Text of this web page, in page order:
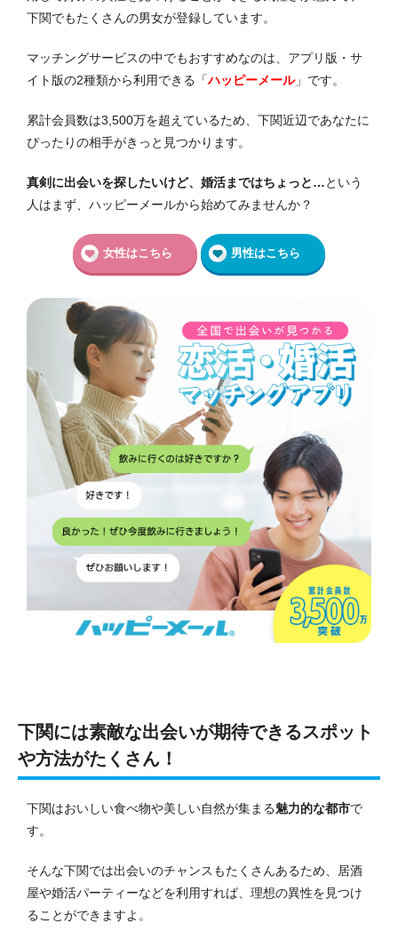
下関でもたくさんの男女が登録しています。
マッチングサービスの中でもおすすめなのは、アプリ版・サ
イト版の2種類から利用できる「ハッピーメール」です。
累計会員数は3,500万を超えているため、下関近辺であなたに
ぴったりの相手がきっと見つかります。
真剣に出会いを探したいけど、婚活まではちょっと…という
人はまず、ハッピーメールから始めてみませんか？
女性はこちら 男性はこちら
下関には素敵な出会いが期待できるスポット
や方法がたくさん！
下関はおいしい食べ物や美しい自然が集まる魅力的な都市で
す。
そんな下関では出会いのチャンスもたくさんあるため、居酒
屋や婚活パーティーなどを利用すれば、理想の異性を見つけ
ることができますよ。